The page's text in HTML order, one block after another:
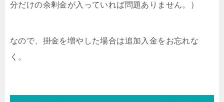
分だけの余剰金が入っていれば問題ありません。）
なので、掛金を増やした場合は追加入金をお忘れな
く。